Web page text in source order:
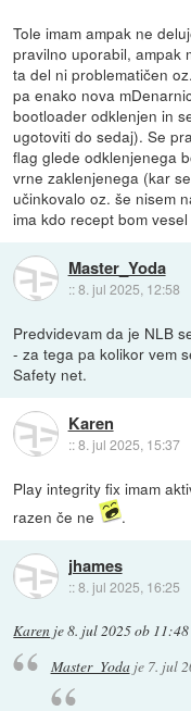
Tole imam ampak ne
pravilno uporabil, ampak
ta del ni problematičen
pa enako nova
bootloader odklenjen in
ugotoviti do sedaj). Se
flag glede odklenjenega
vrne zaklenjenega (kar
učinkovalo oz. še nisem
ima kdo recept bom
Master_Yoda
::8. jul 2025, 12:58
Predvidevam da je NLB
- za tega pa kolikor vem
Safety net.
Karen
::8. jul 2025, 15:37
Play integrity fix imam
razen če ne
.
jhames
::8. jul 2025, 16:25
Karen je8. jul 2025 ob 11:48
Master_Yodaje 7. jul